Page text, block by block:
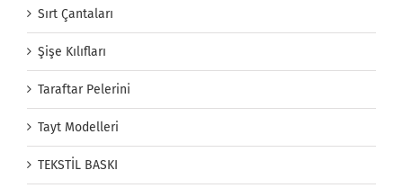
Sırt Çantaları
Şişe Kılıfları
Taraftar Pelerini
Tayt Modelleri
TEKSTİL BASKI